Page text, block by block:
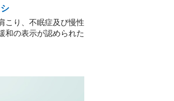
こり、不眠症及び慢性
和の表示が認められた